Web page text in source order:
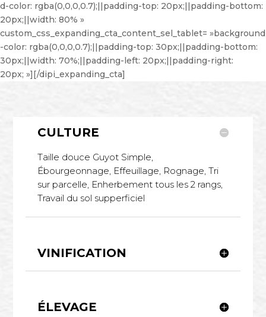
d-color: rgba(0,0,0,0.7);||padding-top: 20px;||padding-bottom:
20px;||width: 80% »
custom_css_expanding_cta_content_sel_tablet= »background
-color: rgba(0,0,0,0.7);||padding-top: 30px;||padding-bottom:
30px;||width: 70%;||padding-left: 20px;||padding-right:
20px; »][/dipi_expanding_cta]
CULTURE
Taille douce Guyot Simple,
Ébourgeonnage, Effeuillage, Rognage, Tri
sur parcelle, Enherbement tous les 2 rangs,
Travail du sol supperficiel
VINIFICATION
ÉLEVAGE